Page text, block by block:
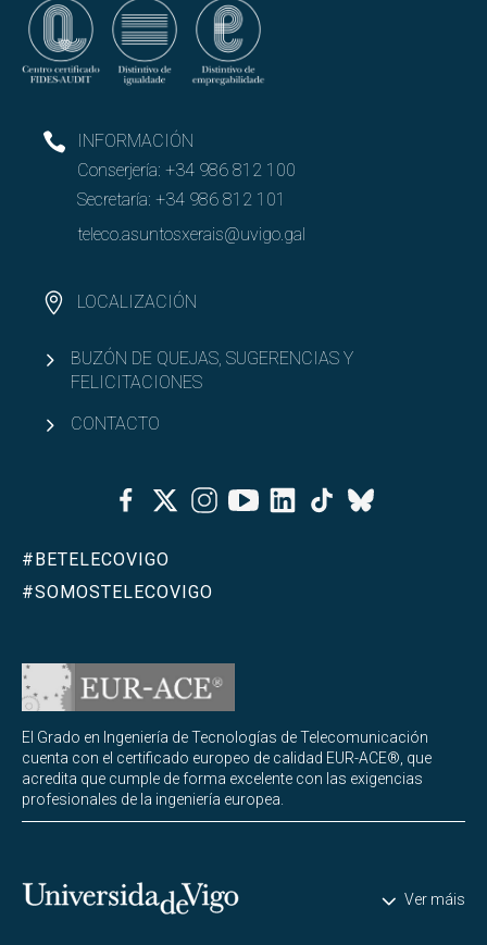
INFORMACIÓN
Conserjería: +34 986 812 100
Secretaría: +34 986 812 101
teleco.asuntosxerais@uvigo.gal
LOCALIZACIÓN
BUZÓN DE QUEJAS, SUGERENCIAS Y
FELICITACIONES
CONTACTO
FacebookTwitterInstagramYoutubeLinkedinTiktok
Bluesky
#BETELECOVIGO
#SOMOSTELECOVIGO
El Grado en Ingeniería de Tecnologías de Telecomunicación
cuenta con el certificado europeo de calidad EUR-ACE®, que
acredita que cumple de forma excelente con las exigencias
profesionales de la ingeniería europea.
Universidade de Vigo Ver máis